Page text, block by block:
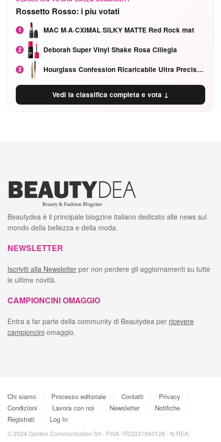
Rossetto Rosso: i piu votati
1 MAC M·A·CXIMAL SILKY MATTE Red Rock mat
2 Deborah Super Vinyl Shake Rosa Ciliegia
3 Hourglass Confession Ricaricabile Ultra Preciso Ad Alta Intensità Secretly Classic Red
Vedi la classifica completa e vota ↓
Beautydea è il principale blogzine italiano dedicato alle news sul
mondo della bellezza e della moda.
NEWSLETTER
Iscriviti alla Newsletter per non perdere gli aggiornamenti su tutte
le ultime novità.
CAMPIONCINI OMAGGIO
Entra a far parte della community di Beautydea per ricevere
campioncini omaggio.
Chi siamo Processo editoriale Contatti
Privacy
Condizioni
Lavora con noi Newsletter
Notifiche
Registrati
Log In
© 2024 Golden Communication Srl - P.IVA: IT03331940126 - N.REA: